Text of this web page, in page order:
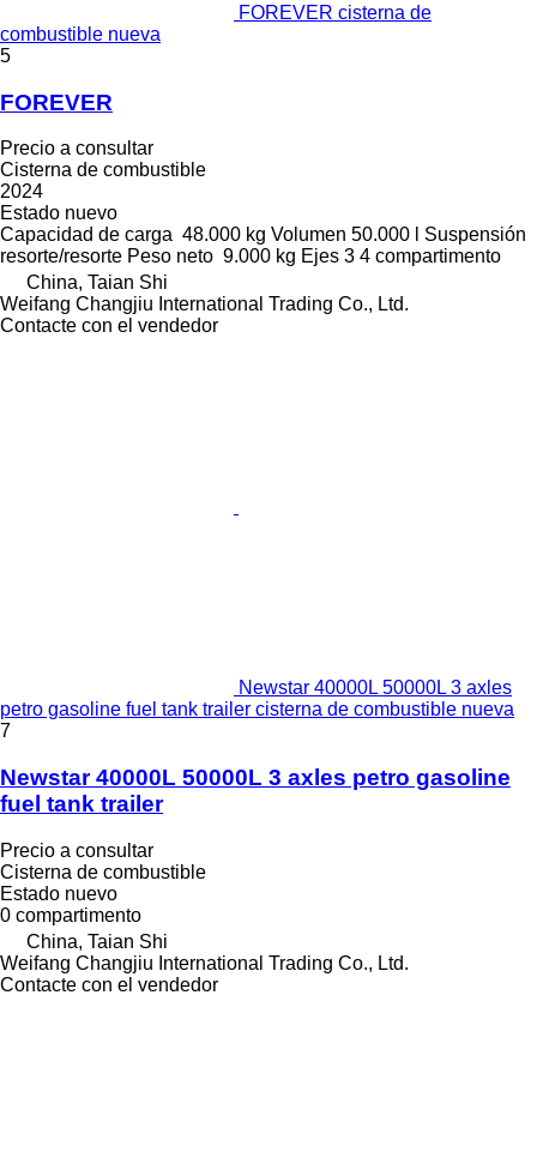
FOREVER cisterna de
combustible nueva
5
FOREVER
Precio a consultar
Cisterna de combustible
2024
Estado nuevo
Capacidad de carga 48.000 kg Volumen 50.000 l
Suspensión
resorte/resorte Peso neto 9.000 kg Ejes 3 4 compartimento
China, Taian Shi
Weifang Changjiu International Trading Co., Ltd.
Contacte con el vendedor
Newstar 40000L 50000L 3 axles
petro gasoline fuel tank trailer cisterna de combustible nueva
7
Newstar 40000L 50000L 3 axles petro gasoline
fuel tank trailer
Precio a consultar
Cisterna de combustible
Estado nuevo
0 compartimento
China, Taian Shi
Weifang Changjiu International Trading Co., Ltd.
Contacte con el vendedor